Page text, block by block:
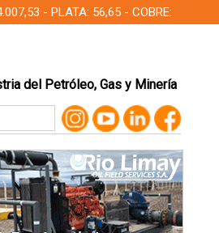
- PLATA: 56,65 - COBRE:
del Petróleo, Gas y Minería